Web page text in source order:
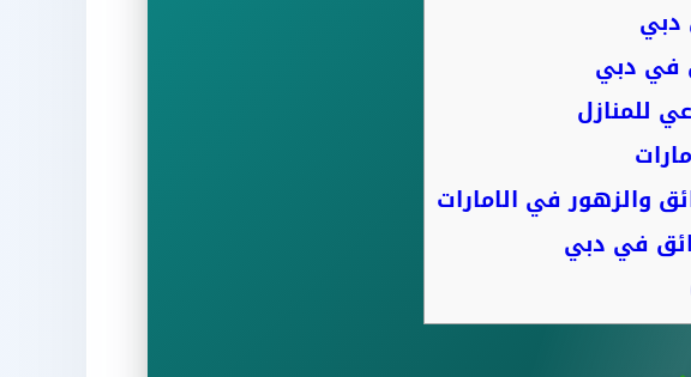
دبي
في دبي
للمنازل
والزهور في الامارات
في دبي